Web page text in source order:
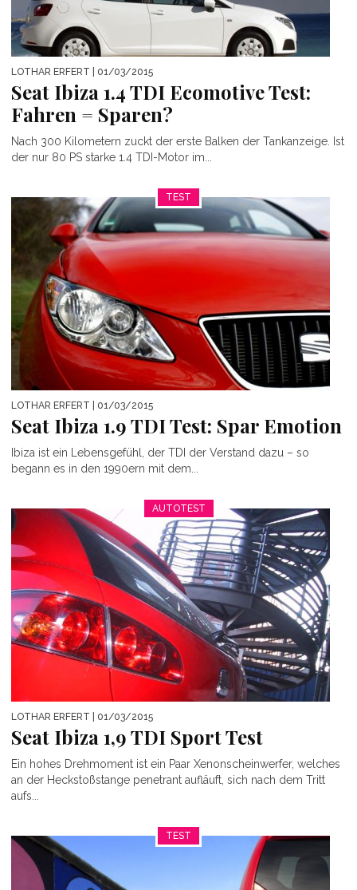
LOTHAR ERFERT | 01/03/2015
Seat Ibiza 1.4 TDI Ecomotive Test:
Fahren = Sparen?
Nach 300 Kilometern zuckt der erste Balken der Tankanzeige. Ist
der nur 80 PS starke 1.4 TDI-Motor im...
TEST
LOTHAR ERFERT | 01/03/2015
Seat Ibiza 1.9 TDI Test: Spar Emotion
Ibiza ist ein Lebensgefühl, der TDI der Verstand dazu – so
begann es in den 1990ern mit dem...
AUTOTEST
LOTHAR ERFERT | 01/03/2015
Seat Ibiza 1,9 TDI Sport Test
Ein hohes Drehmoment ist ein Paar Xenonscheinwerfer, welches
an der Heckstoßstange penetrant aufläuft, sich nach dem Tritt
aufs...
TEST